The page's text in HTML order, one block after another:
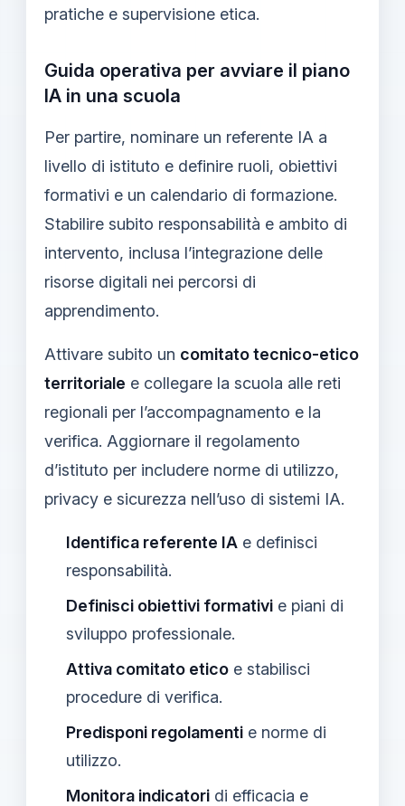
pratiche e supervisione etica.
Guida operativa per avviare il piano
IA in una scuola
Per partire, nominare un referente IA a
livello di istituto e definire ruoli, obiettivi
formativi e un calendario di formazione.
Stabilire subito responsabilità e ambito di
intervento, inclusa l’integrazione delle
risorse digitali nei percorsi di
apprendimento.
Attivare subito un comitato tecnico-etico
territoriale e collegare la scuola alle reti
regionali per l’accompagnamento e la
verifica. Aggiornare il regolamento
d’istituto per includere norme di utilizzo,
privacy e sicurezza nell’uso di sistemi IA.
Identifica referente IA e definisci
responsabilità.
Definisci obiettivi formativi e piani di
sviluppo professionale.
Attiva comitato etico e stabilisci
procedure di verifica.
Predisponi regolamenti e norme di
utilizzo.
Monitora indicatori di efficacia e